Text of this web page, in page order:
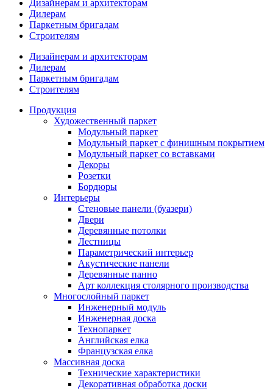
Дизайнерам и архитекторам
Дилерам
Паркетным бригадам
Строителям
Дизайнерам и архитекторам
Дилерам
Паркетным бригадам
Строителям
Продукция
Художественный паркет
Модульный паркет
Модульный паркет с финишным покрытием
Модульный паркет со вставками
Декоры
Розетки
Бордюры
Интерьеры
Стеновые панели (буазери)
Двери
Деревянные потолки
Лестницы
Параметрический интерьер
Акустические панели
Деревянные панно
Арт коллекция столярного производства
Многослойный паркет
Инженерный модуль
Инженерная доска
Технопаркет
Английская елка
Французская елка
Массивная доска
Технические характеристики
Декоративная обработка доски